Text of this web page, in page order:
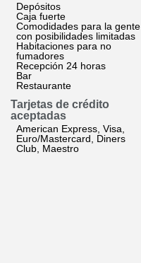
Depósitos
Caja fuerte
Comodidades para la gente
con posibilidades limitadas
Habitaciones para no
fumadores
Recepción 24 horas
Bar
Restaurante
Tarjetas de crédito
aceptadas
American Express, Visa,
Euro/Mastercard, Diners
Club, Maestro